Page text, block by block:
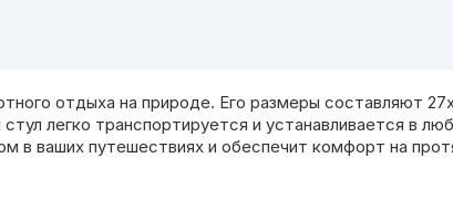
отдыха на природе. Его размеры составляют
легко транспортируется и устанавливается в
в ваших путешествиях и обеспечит комфорт на